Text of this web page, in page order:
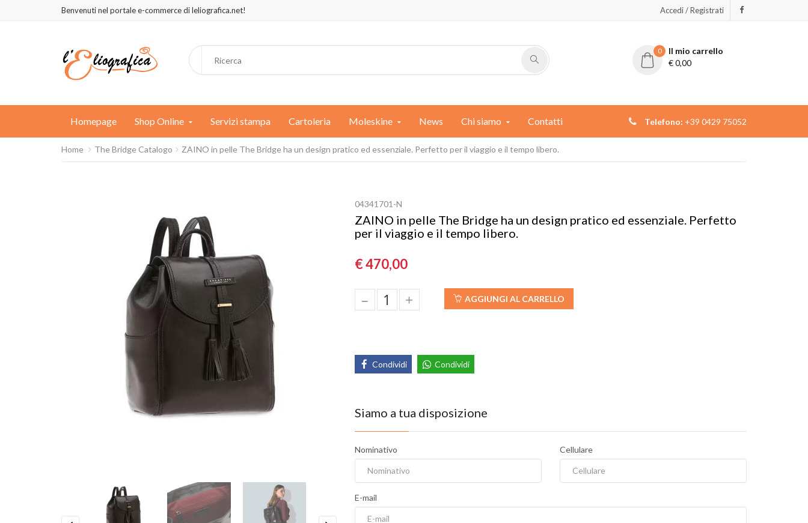
Benvenuti nel portale e-commerce di leliografica.net! Accedi / Registrati
0
Il mio carrello
€0,00
Homepage Shop Online Servizi stampa Cartoleria Moleskine News Chi siamo Contatti Telefono: +39 0429 75052
Home The Bridge Catalogo ZAINO in pelle The Bridge ha un design pratico ed essenziale. Perfetto per il viaggio e il tempo libero.
04341701-N
ZAINO in pelle The Bridge ha un design pratico ed essenziale. Perfetto
per il viaggio e il tempo libero.
€ 470,00
– + AGGIUNGI AL CARRELLO
Condividi Condividi
Siamo a tua disposizione
Nominativo Cellulare
E-mail